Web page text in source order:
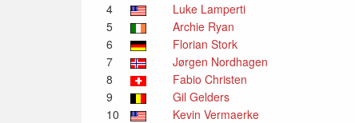
4
Luke Lamperti
5
Archie Ryan
6
Florian Stork
7
Jørgen Nordhagen
8
Fabio Christen
9
Gil Gelders
10
Kevin Vermaerke